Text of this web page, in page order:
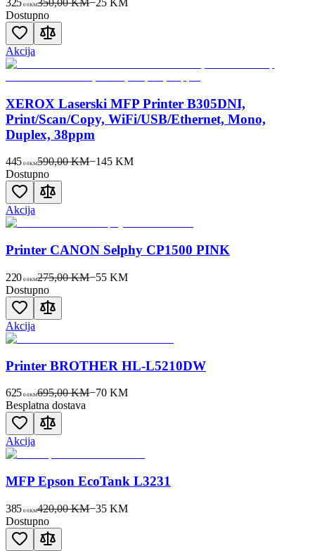
325 00KM350,00 KM−25 KM
Dostupno
Akcija
XEROX Laserski MFP Printer B305DNI,
Print/Scan/Copy, WiFi/USB/Ethernet, Mono,
Duplex, 38ppm
445 00KM590,00 KM−145 KM
Dostupno
Akcija
Printer CANON Selphy CP1500 PINK
220 00KM275,00 KM−55 KM
Dostupno
Akcija
Printer BROTHER HL-L5210DW
625 00KM695,00 KM−70 KM
Besplatna dostava
Akcija
MFP Epson EcoTank L3231
385 00KM420,00 KM−35 KM
Dostupno